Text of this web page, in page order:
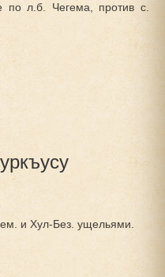
л.б. Чегема, против с.
и Хул-Без. ущельями.